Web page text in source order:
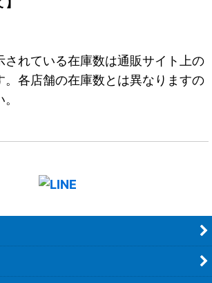
されている在庫数は通販サイト上の
。各店舗の在庫数とは異なりますの